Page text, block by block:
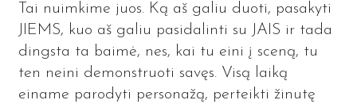
Tai nuimkime juos. Ką aš galiu duoti, pasakyti
JIEMS, kuo aš galiu pasidalinti su JAIS ir tada
dingsta ta baimė, nes, kai tu eini į sceną, tu
ten neini demonstruoti savęs. Visą laiką
einame parodyti personažą, perteikti žinutę